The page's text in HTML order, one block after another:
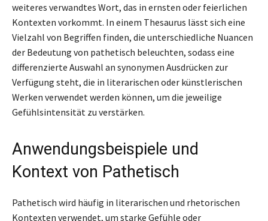
weiteres verwandtes Wort, das in ernsten oder feierlichen
Kontexten vorkommt. In einem Thesaurus lässt sich eine
Vielzahl von Begriffen finden, die unterschiedliche Nuancen
der Bedeutung von pathetisch beleuchten, sodass eine
differenzierte Auswahl an synonymen Ausdrücken zur
Verfügung steht, die in literarischen oder künstlerischen
Werken verwendet werden können, um die jeweilige
Gefühlsintensität zu verstärken.
Anwendungsbeispiele und
Kontext von Pathetisch
Pathetisch wird häufig in literarischen und rhetorischen
Kontexten verwendet, um starke Gefühle oder